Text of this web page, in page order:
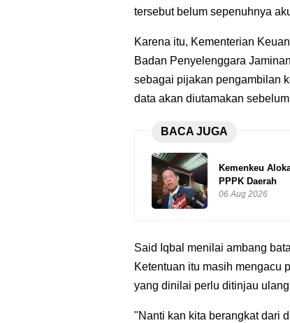
tersebut belum sepenuhnya
Karena itu, Kementerian
Badan Penyelenggara
sebagai pijakan pengambilan
data akan diutamakan
BACA JUGA
Kemenkeu
PPPK Daerah
06 Aug 2026
Said Iqbal menilai ambang
Ketentuan itu masih mengacu
yang dinilai perlu ditinjau
"Nanti kan kita berangkat dari